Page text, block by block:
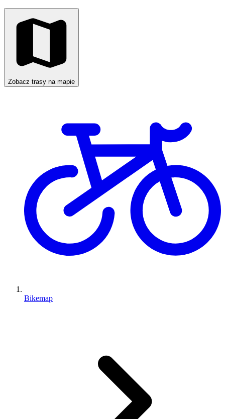
Zobacz trasy na mapie
Bikemap